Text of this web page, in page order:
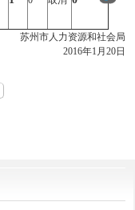
苏州市人力资源和社会局
2016年1月20日